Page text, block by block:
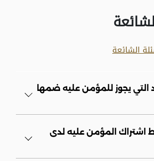
الشائعة
التي يجوز للمؤمن عليه ضمها
اشتراك المؤمن عليه لدى